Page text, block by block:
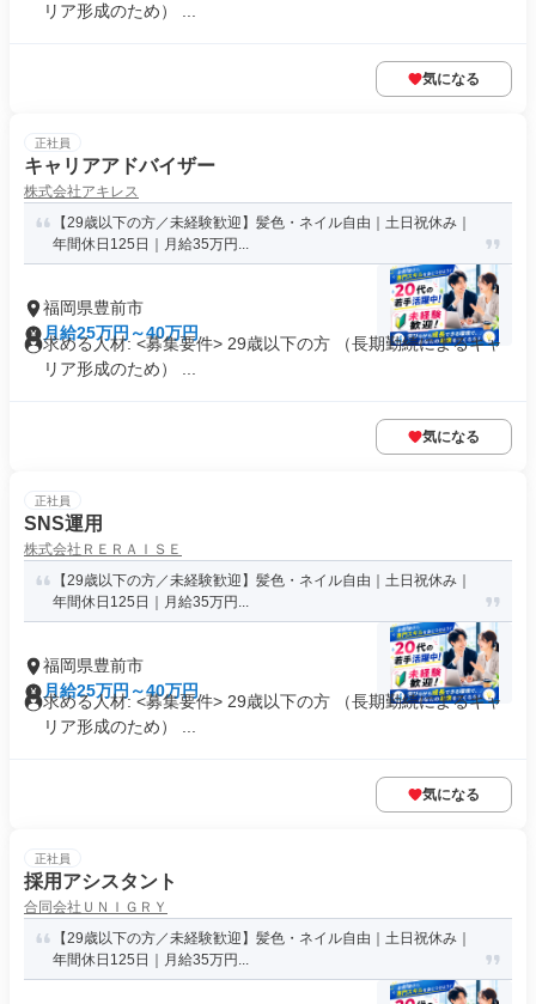
リア形成のため） ...
気になる
正社員
キャリアアドバイザー
株式会社アキレス
【29歳以下の方／未経験歓迎】髪色・ネイル自由｜土日祝休み｜
年間休日125日｜月給35万円...
福岡県豊前市
月給25万円～40万円
求める人材: <募集要件> 29歳以下の方 （長期勤続によるキャ
リア形成のため） ...
気になる
正社員
SNS運用
株式会社ＲＥＲＡＩＳＥ
【29歳以下の方／未経験歓迎】髪色・ネイル自由｜土日祝休み｜
年間休日125日｜月給35万円...
福岡県豊前市
月給25万円～40万円
求める人材: <募集要件> 29歳以下の方 （長期勤続によるキャ
リア形成のため） ...
気になる
正社員
採用アシスタント
合同会社ＵＮＩＧＲＹ
【29歳以下の方／未経験歓迎】髪色・ネイル自由｜土日祝休み｜
年間休日125日｜月給35万円...